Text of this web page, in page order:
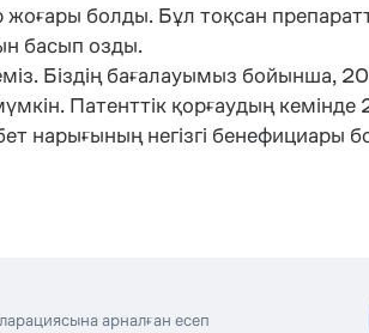
болды. Бұл тоқсан
басып озды.
Біздің бағалауымыз бойынша,
Патенттік қорғаудың кемінде
нарығының негізгі бенефициары
арналған есеп